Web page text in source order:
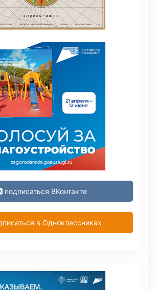
подписаться ВКонтакте
в Одноклассниках